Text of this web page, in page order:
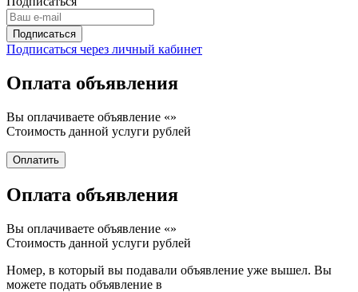
Подписаться через личный кабинет
Оплата объявления
Вы оплачиваете объявление «»
Стоимость данной услуги рублей
Оплата объявления
Вы оплачиваете объявление «»
Стоимость данной услуги рублей
Номер, в который вы подавали объявление уже вышел. Вы
можете подать объявление в